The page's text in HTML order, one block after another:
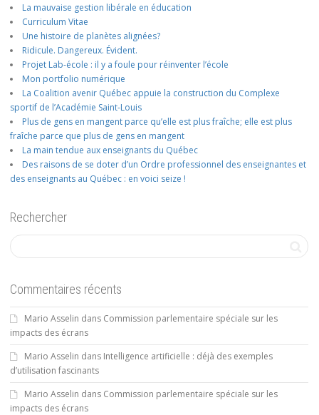
La mauvaise gestion libérale en éducation
Curriculum Vitae
Une histoire de planètes alignées?
Ridicule. Dangereux. Évident.
Projet Lab-école : il y a foule pour réinventer l’école
Mon portfolio numérique
La Coalition avenir Québec appuie la construction du Complexe
sportif de l’Académie Saint-Louis
Plus de gens en mangent parce qu’elle est plus fraîche; elle est plus
fraîche parce que plus de gens en mangent
La main tendue aux enseignants du Québec
Des raisons de se doter d’un Ordre professionnel des enseignantes et
des enseignants au Québec : en voici seize !
Rechercher
Commentaires récents
Mario Asselin dans Commission parlementaire spéciale sur les
impacts des écrans
Mario Asselin dans Intelligence artificielle : déjà des exemples
d’utilisation fascinants
Mario Asselin dans Commission parlementaire spéciale sur les
impacts des écrans